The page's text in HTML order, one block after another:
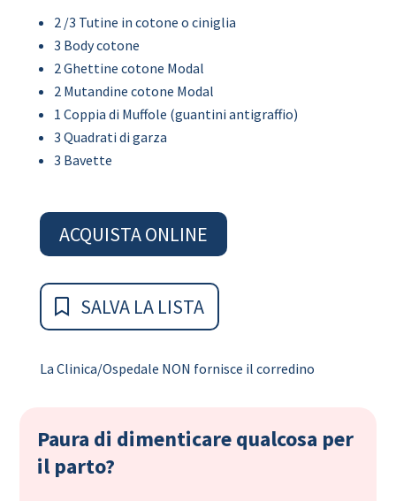
2 /3 Tutine in cotone o ciniglia
3 Body cotone
2 Ghettine cotone Modal
2 Mutandine cotone Modal
1 Coppia di Muffole (guantini antigraffio)
3 Quadrati di garza
3 Bavette
ACQUISTA ONLINE
SALVA LA LISTA
La Clinica/Ospedale NON fornisce il corredino
Paura di dimenticare qualcosa per
il parto?